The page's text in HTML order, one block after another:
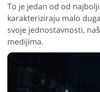
To je jedan od od
karakteriziraju malo
svoje jednostavnosti,
medijima.